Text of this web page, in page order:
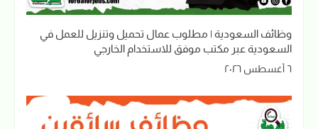
وظائف السعودية | مطلوب عمال تحميل وتنزيل للعمل في
السعودية عبر مكتب موفق للاستخدام الخارجي
٦ أغسطس ٢٠٢٦